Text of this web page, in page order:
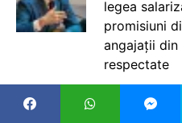
legea
promisiuni
angajații
respectate
Aura